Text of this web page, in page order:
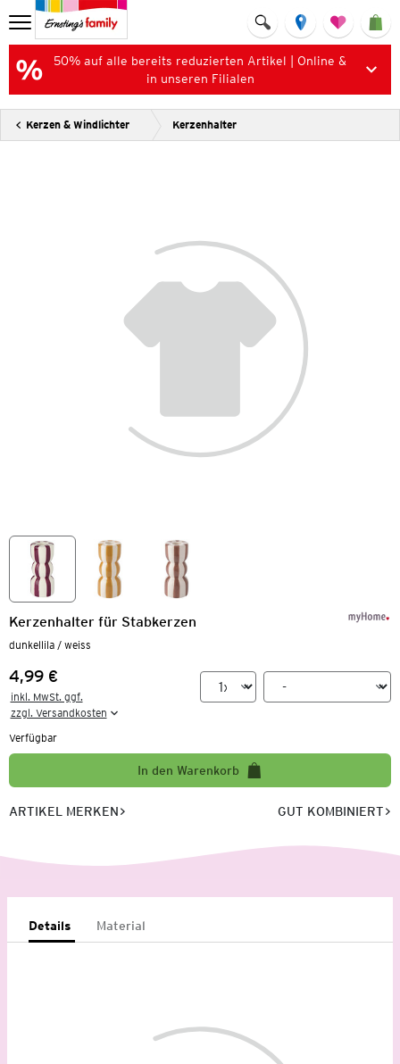
50% auf alle bereits reduzierten Artikel | Online &
in unseren Filialen
Kerzen & Windlichter Kerzenhalter
Kerzenhalter für Stabkerzen
dunkellila / weiss
Preis:
4,99 €
inkl. MwSt. ggf.
zzgl. Versandkosten
Verfügbar
In den Warenkorb
ARTIKEL MERKEN GUT KOMBINIERT
Details Material